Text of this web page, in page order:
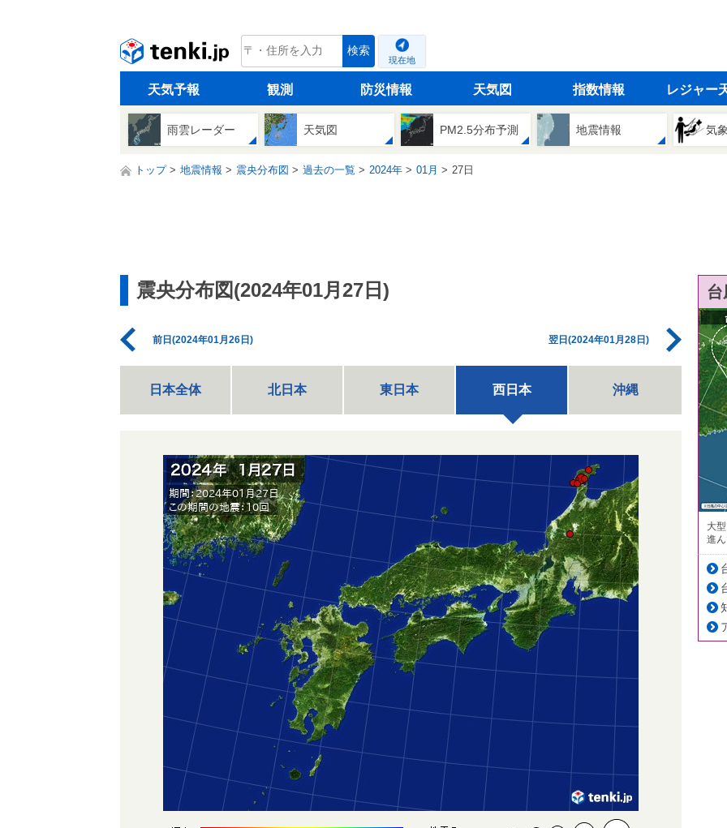
tenki.jp 検索
現在地
天気予報 観測 防災情報 天気図 指数情報 レジャー
雨雲レーダー 天気図 PM2.5分布予測 地震情報 気
トップ 地震情報 震央分布図 過去の一覧 2024年 01月 27日
震央分布図(2024年01月27日)
前日(2024年01月26日) 翌日(2024年01月28日)
日本全体 北日本 東日本 西日本 沖縄
大
進